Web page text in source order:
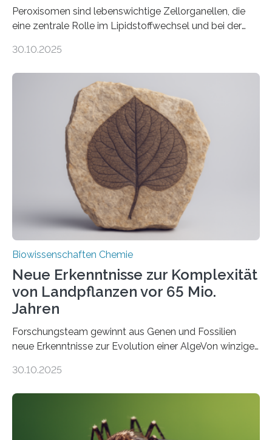
Peroxisomen sind lebenswichtige Zellorganellen, die
eine zentrale Rolle im Lipidstoffwechsel und bei der
erfüllen können, müssen zahlreiche Enzyme präzise in
der Ruhr-Universität Bochum um Prof. Dr. Ralf Erdmann
und Dr. Ismaila Francis Yusuf hat nun einen bislang
unbekannten Qualitätskontrollmechanismus des
peroxisomalen Proteintransports in der Bäckerhefe
Saccharomyces cerevisiae entdeckt, der für die
Funktionsfähigkeit der Organellen entscheidend ist. Die
Studie wurde am 28. Oktober 2025 in der
Fachzeitschrift…
30.10.2025
Biowissenschaften Chemie
Neue Erkenntnisse zur Komplexität
von Landpflanzen vor 65 Mio.
Jahren
Forschungsteam gewinnt aus Genen und Fossilien
neue Erkenntnisse zur Evolution einer AlgeVon winzigen
Landpflanzen zählen zu den komplexesten
Grünalgen, die vor Hunderten von Millionen Jahren
lebten. Unter den Vorfahren sticht eine Gruppe heraus,
30.10.2025